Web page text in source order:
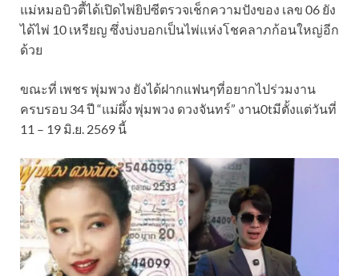
แม่หมอบิวตี้ได้เปิดไพ่ยิปซีตรวจเช็กความปังของ เลข 06 ยัง
ได้ไพ่ 10 เหรียญ ซึ่งบ่งบอกเป็นไพ่แห่งโชคลาภก้อนใหญ่อีก
ด้วย
ขณะที่ เพชร พุ่มพวง ยังได้ฝากแฟนๆที่อยากไปร่วมงาน
ครบรอบ 34 ปี “แม่ผึ้ง พุ่มพวง ดวงจันทร์” งาน0tมีตั้งแต่วันที่
11 – 19 มิ.ย. 2569 นี้